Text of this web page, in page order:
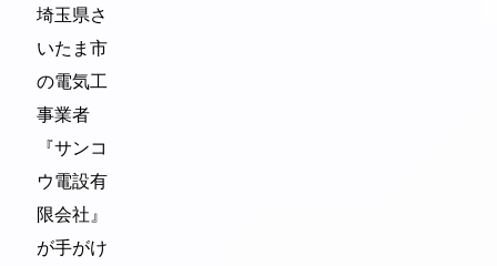
埼玉県さ
いたま市
の電気工
事業者
『サンコ
ウ電設有
限会社』
が手がけ